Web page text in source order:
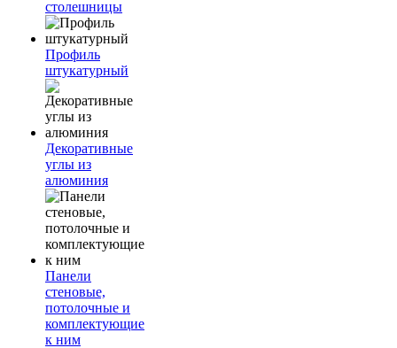
столешницы
Профиль
штукатурный
Декоративные
углы из
алюминия
Панели
стеновые,
потолочные и
комплектующие
к ним